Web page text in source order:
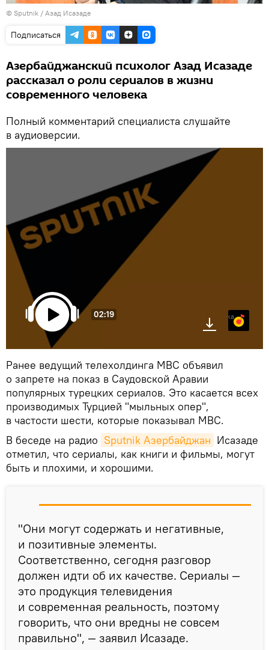
© Sputnik / Азад Исазаде
Подписаться
Азербайджанский психолог Азад Исазаде
рассказал о роли сериалов в жизни
современного человека
Полный комментарий специалиста слушайте
в аудиоверсии.
02:19 Яндекс.Музыка
Ранее ведущий телехолдинга МВС объявил
о запрете на показ в Саудовской Аравии
популярных турецких сериалов. Это касается всех
производимых Турцией "мыльных опер",
в частости шести, которые показывал МВС.
В беседе на радио Sputnik Азербайджан Исазаде
отметил, что сериалы, как книги и фильмы, могут
быть и плохими, и хорошими.
"Они могут содержать и негативные,
и позитивные элементы.
Соответственно, сегодня разговор
должен идти об их качестве. Сериалы —
это продукция телевидения
и современная реальность, поэтому
говорить, что они вредны не совсем
правильно", — заявил Исазаде.